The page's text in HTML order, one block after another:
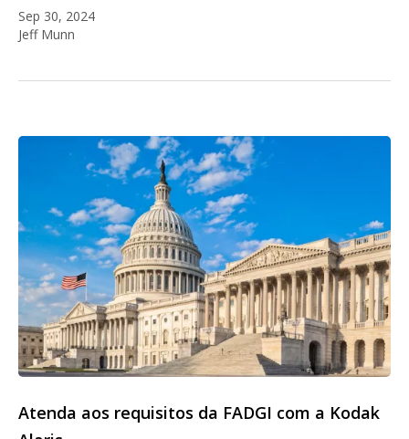
Sep 30, 2024
Jeff Munn
Atenda aos requisitos da FADGI com a Kodak